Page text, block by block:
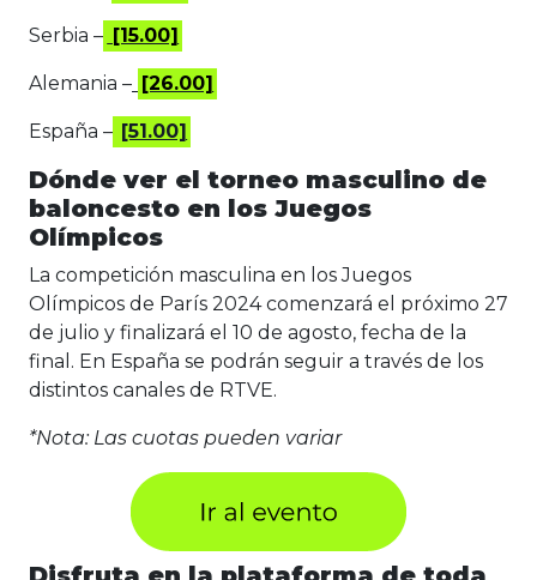
Serbia – [15.00]
Alemania – [26.00]
España – [51.00]
Dónde ver el torneo masculino de
baloncesto en los Juegos
Olímpicos
La competición masculina en los Juegos
Olímpicos de París 2024 comenzará el próximo 27
de julio y finalizará el 10 de agosto, fecha de la
final. En España se podrán seguir a través de los
distintos canales de RTVE.
*Nota: Las cuotas pueden variar